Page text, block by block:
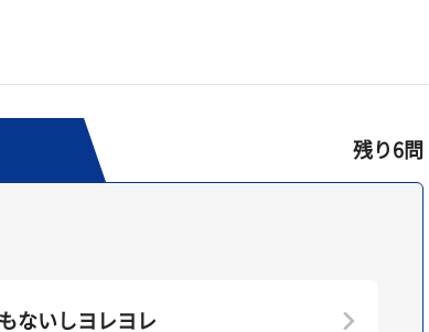
残り6問
ないしヨレヨレ